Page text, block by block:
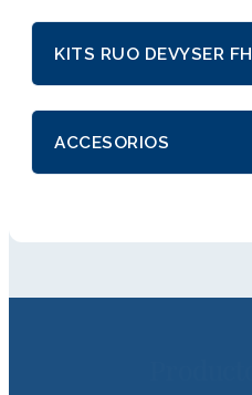
KITS RUO DEVYSER FH
ACCESORIOS